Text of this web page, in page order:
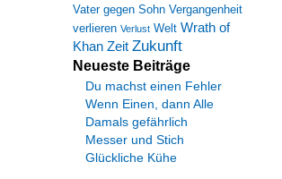
Vater gegen Sohn Vergangenheit
verlieren Verlust Welt Wrath of
Khan Zeit Zukunft
Neueste Beiträge
Du machst einen Fehler
Wenn Einen, dann Alle
Damals gefährlich
Messer und Stich
Glückliche Kühe